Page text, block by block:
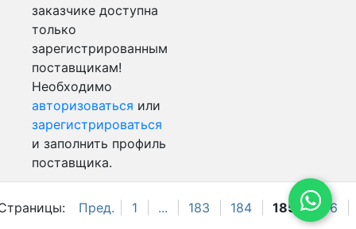
Пред. 1 ... 183 184 185 186
заказчике доступна
только
зарегистрированным
поставщикам!
Необходимо
авторизоваться или
зарегистрироваться
и заполнить профиль
поставщика.